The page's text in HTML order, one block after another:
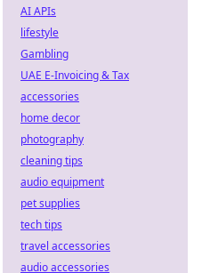
AI APIs
lifestyle
Gambling
UAE E-Invoicing & Tax
accessories
home decor
photography
cleaning tips
audio equipment
pet supplies
tech tips
travel accessories
audio accessories